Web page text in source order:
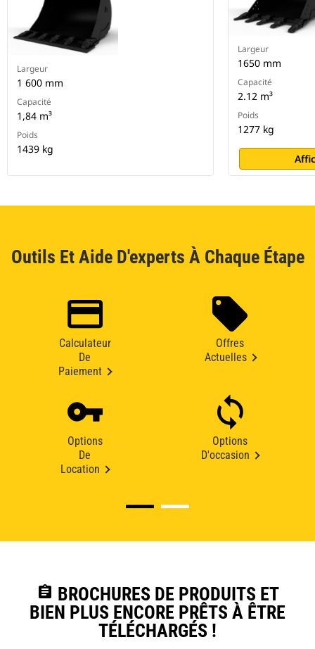
Largeur
1 600 mm
Capacité
1,84 m³
Poids
1439 kg
Largeur
1650 mm
Capacité
2.12 m³
Poids
1277 kg
Outils Et Aide D'experts À Chaque Étape
Calculateur
De
Paiement
Offres
Actuelles
Options
De
Location
Options
D'occasion
assignment BROCHURES DE PRODUITS ET
BIEN PLUS ENCORE PRÊTS À ÊTRE
TÉLÉCHARGÉS !